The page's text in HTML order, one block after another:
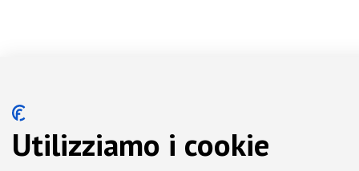
Utilizziamo i cookie